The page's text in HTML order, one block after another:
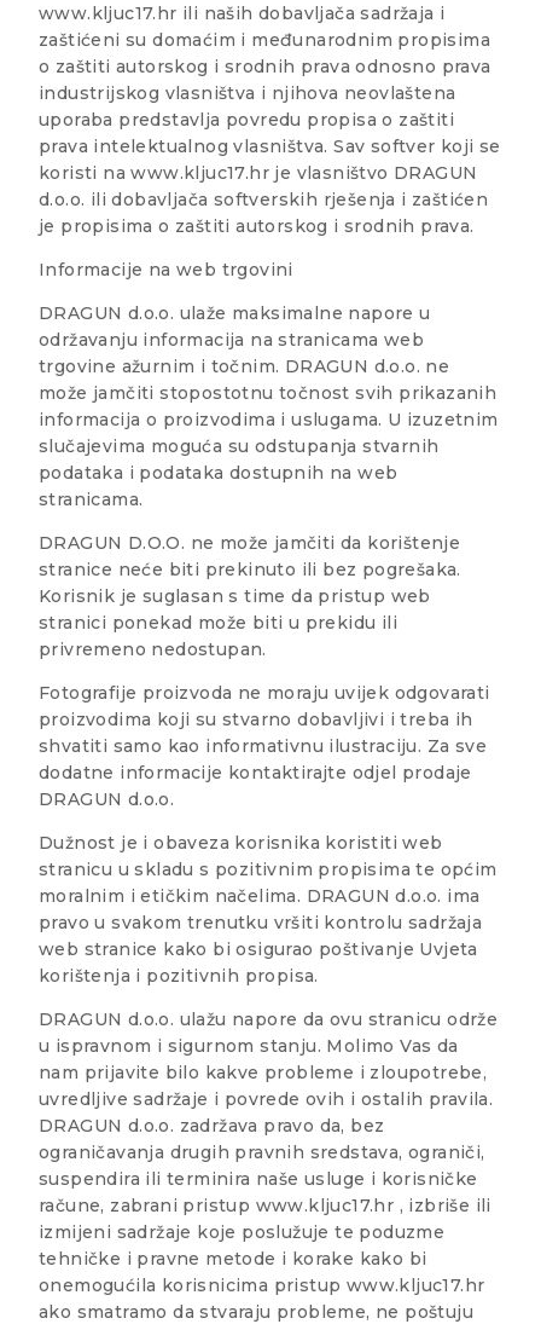
www.kljuc17.hr ili naših dobavljača sadržaja i
zaštićeni su domaćim i međunarodnim propisima
o zaštiti autorskog i srodnih prava odnosno prava
industrijskog vlasništva i njihova neovlaštena
uporaba predstavlja povredu propisa o zaštiti
prava intelektualnog vlasništva. Sav softver koji se
koristi na www.kljuc17.hr je vlasništvo DRAGUN
d.o.o. ili dobavljača softverskih rješenja i zaštićen
je propisima o zaštiti autorskog i srodnih prava.
Informacije na web trgovini
DRAGUN d.o.o. ulaže maksimalne napore u
održavanju informacija na stranicama web
trgovine ažurnim i točnim. DRAGUN d.o.o. ne
može jamčiti stopostotnu točnost svih prikazanih
informacija o proizvodima i uslugama. U izuzetnim
slučajevima moguća su odstupanja stvarnih
podataka i podataka dostupnih na web
stranicama.
DRAGUN D.O.O. ne može jamčiti da korištenje
stranice neće biti prekinuto ili bez pogrešaka.
Korisnik je suglasan s time da pristup web
stranici ponekad može biti u prekidu ili
privremeno nedostupan.
Fotografije proizvoda ne moraju uvijek odgovarati
proizvodima koji su stvarno dobavljivi i treba ih
shvatiti samo kao informativnu ilustraciju. Za sve
dodatne informacije kontaktirajte odjel prodaje
DRAGUN d.o.o.
Dužnost je i obaveza korisnika koristiti web
stranicu u skladu s pozitivnim propisima te općim
moralnim i etičkim načelima. DRAGUN d.o.o. ima
pravo u svakom trenutku vršiti kontrolu sadržaja
web stranice kako bi osigurao poštivanje Uvjeta
korištenja i pozitivnih propisa.
DRAGUN d.o.o. ulažu napore da ovu stranicu održe
u ispravnom i sigurnom stanju. Molimo Vas da
nam prijavite bilo kakve probleme i zloupotrebe,
uvredljive sadržaje i povrede ovih i ostalih pravila.
DRAGUN d.o.o. zadržava pravo da, bez
ograničavanja drugih pravnih sredstava, ograniči,
suspendira ili terminira naše usluge i korisničke
račune, zabrani pristup www.kljuc17.hr , izbriše ili
izmijeni sadržaje koje poslužuje te poduzme
tehničke i pravne metode i korake kako bi
onemogućila korisnicima pristup www.kljuc17.hr
ako smatramo da stvaraju probleme, ne poštuju